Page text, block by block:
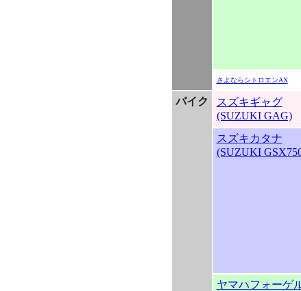
さよならシトロエンAX
バイク
スズキギャグ
(SUZUKI GAG)
スズキカタナ
(SUZUKI
ヤマハフォーゲ